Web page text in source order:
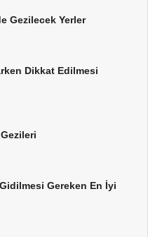
Gezilecek Yerler
Dikkat Edilmesi
Gereken En İyi